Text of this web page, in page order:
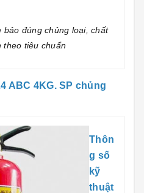
bảo đúng chủng loại, chất
theo tiêu chuẩn
ABC 4KG. SP chủng
Thôn
g số
kỹ
thuật